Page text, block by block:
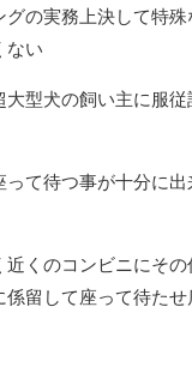
グの実務上決して特
ない
型犬の飼い主に服従
て待つ事が十分に出
くのコンビニにその
係留して座って待た